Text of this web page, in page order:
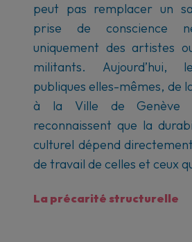
peut pas remplacer un
prise de conscience
uniquement des artistes
militants. Aujourd’hui,
publiques elles-mêmes, de
à la Ville de Genève
reconnaissent que la
culturel dépend
de travail de celles et ceux
La précarité structurelle